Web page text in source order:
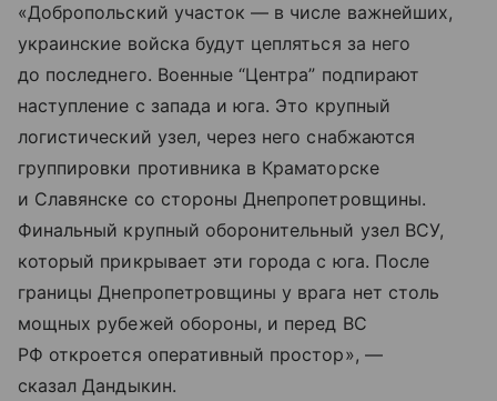
«Добропольский участок — в числе важнейших,
украинские войска будут цепляться за него
до последнего. Военные “Центра” подпирают
наступление с запада и юга. Это крупный
логистический узел, через него снабжаются
группировки противника в Краматорске
и Славянске со стороны Днепропетровщины.
Финальный крупный оборонительный узел ВСУ,
который прикрывает эти города с юга. После
границы Днепропетровщины у врага нет столь
мощных рубежей обороны, и перед ВС
РФ откроется оперативный простор», —
сказал Дандыкин.